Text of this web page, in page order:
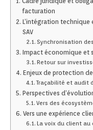
facturation
L’intégration
SAV
Synchronisation
Impact économique et
Retour sur
Enjeux de protection
Traçabilité et audit
Perspectives
Vers des
Vers une expérience
La voix du client